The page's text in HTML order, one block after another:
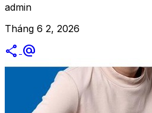
admin
Tháng 6 2, 2026
share alternate_email